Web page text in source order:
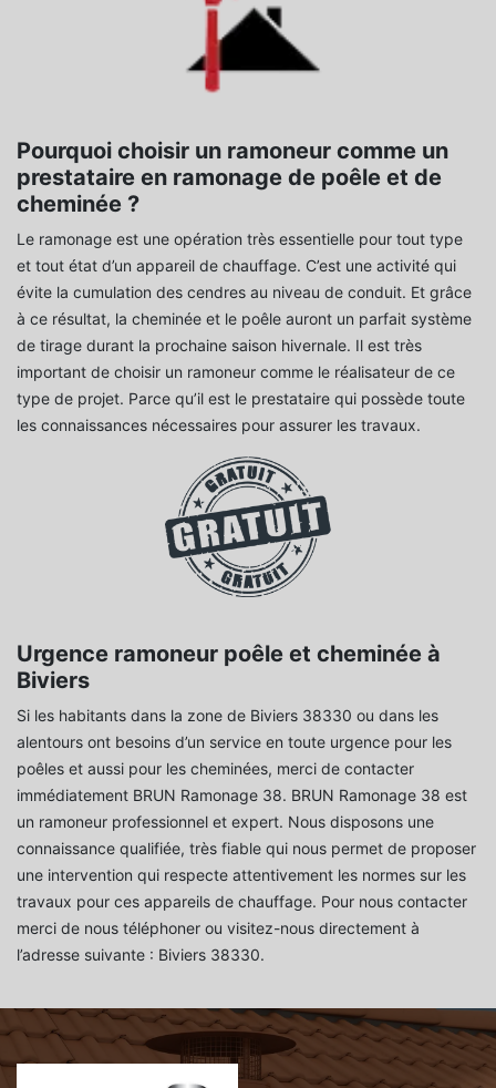
Pourquoi choisir un ramoneur comme un
prestataire en ramonage de poêle et de
cheminée ?
Le ramonage est une opération très essentielle pour tout type
et tout état d’un appareil de chauffage. C’est une activité qui
évite la cumulation des cendres au niveau de conduit. Et grâce
à ce résultat, la cheminée et le poêle auront un parfait système
de tirage durant la prochaine saison hivernale. Il est très
important de choisir un ramoneur comme le réalisateur de ce
type de projet. Parce qu’il est le prestataire qui possède toute
les connaissances nécessaires pour assurer les travaux.
Urgence ramoneur poêle et cheminée à
Biviers
Si les habitants dans la zone de Biviers 38330 ou dans les
alentours ont besoins d’un service en toute urgence pour les
poêles et aussi pour les cheminées, merci de contacter
immédiatement BRUN Ramonage 38. BRUN Ramonage 38 est
un ramoneur professionnel et expert. Nous disposons une
connaissance qualifiée, très fiable qui nous permet de proposer
une intervention qui respecte attentivement les normes sur les
travaux pour ces appareils de chauffage. Pour nous contacter
merci de nous téléphoner ou visitez-nous directement à
l’adresse suivante : Biviers 38330.